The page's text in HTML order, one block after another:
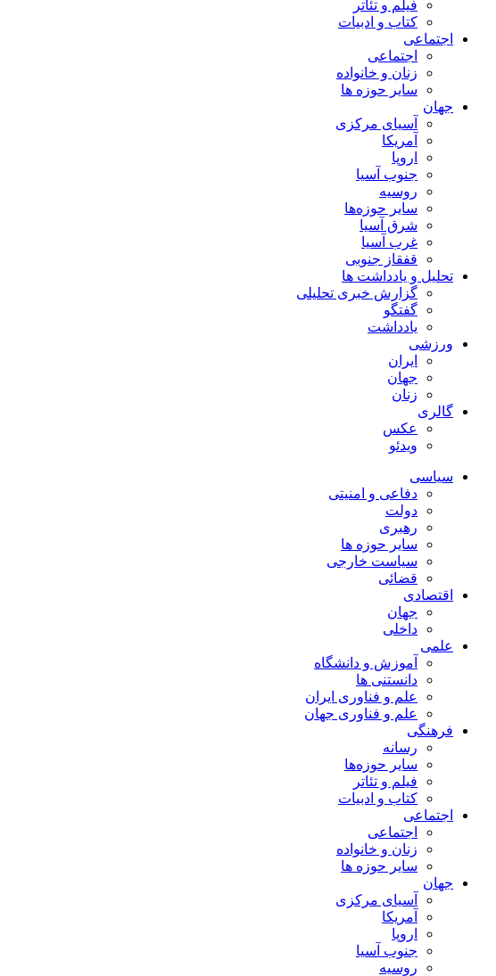
فیلم و تئاتر
کتاب و ادبیات
اجتماعی
اجتماعی
زنان و خانواده
سایر حوزه ها
جهان
آسیای مرکزی
آمریکا
اروپا
جنوب آسیا
روسیه
سایر حوزه‌ها
شرق آسیا
غرب آسیا
قفقاز جنوبی
تحلیل و یادداشت ها
گزارش خبری تحلیلی
گفتگو
یادداشت
ورزشی
ایران
جهان
زنان
گالری
عکس
ویدئو
سیاسی
دفاعی و امنیتی
دولت
رهبری
سایر حوزه ها
سیاست خارجی
قضائی
اقتصادی
جهان
داخلی
علمی
آموزش و دانشگاه
دانستنی ها
علم و فناوری ایران
علم و فناوری جهان
فرهنگی
رسانه
سایر حوزه‌ها
فیلم و تئاتر
کتاب و ادبیات
اجتماعی
اجتماعی
زنان و خانواده
سایر حوزه ها
جهان
آسیای مرکزی
آمریکا
اروپا
جنوب آسیا
روسیه